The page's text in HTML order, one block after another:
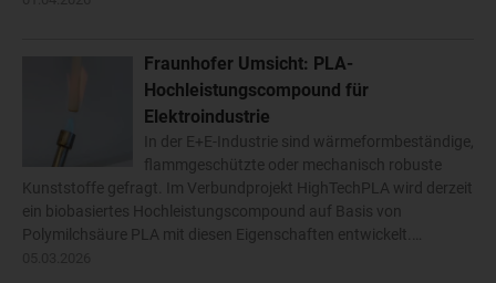
Fraunhofer Umsicht: PLA-
Hochleistungscompound für
Elektroindustrie
In der E+E-Industrie sind wärmeformbeständige,
flammgeschützte oder mechanisch robuste
Kunststoffe gefragt. Im Verbundprojekt HighTechPLA wird derzeit
ein biobasiertes Hochleistungscompound auf Basis von
Polymilchsäure PLA mit diesen Eigenschaften entwickelt.…